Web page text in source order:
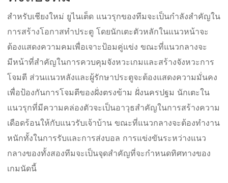
สำหรับเชียงใหม่ ยูไนเต็ด แนวรุกของทีมจะเป็นกำลังสำคัญใน
การสร้างโอกาสทำประตู โดยนักเตะตัวหลักในแนวหน้าจะ
ต้องแสดงความคมเพื่อเจาะป้อมคู่แข่ง ขณะที่แนวกลางจะ
มีหน้าที่สำคัญในการควบคุมจังหวะเกมและสร้างจังหวะการ
โจมตี ส่วนแนวหลังและผู้รักษาประตูจะต้องแสดงความมั่นคง
เพื่อป้องกันการโจมตีของฝั่งตรงข้าม ฝั่งนครปฐม นักเตะใน
แนวรุกที่มีความคล่องตัวจะเป็นอาวุธสำคัญในการสร้างความ
เดือดร้อนให้กับแนวรับเจ้าบ้าน ขณะที่แนวกลางจะต้องทำงาน
หนักทั้งในการรับและการส่งบอล การแข่งขันระหว่างแนว
กลางของทั้งสองทีมจะเป็นจุดสำคัญที่จะกำหนดทิศทางของ
เกมนัดนี้